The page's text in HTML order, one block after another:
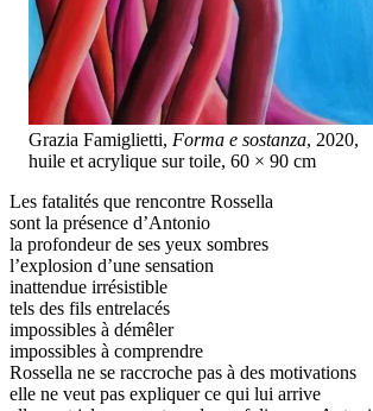
Grazia Famiglietti, Forma e sostanza, 2020,
huile et acrylique sur toile, 60 × 90 cm
Les fatalités que rencontre Rossella
sont la présence d’Antonio
la profondeur de ses yeux sombres
l’explosion d’une sensation
inattendue irrésistible
tels des fils entrelacés
impossibles à démêler
impossibles à comprendre
Rossella ne se raccroche pas à des motivations
elle ne veut pas expliquer ce qui lui arrive